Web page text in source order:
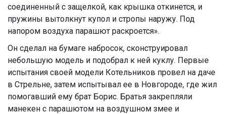
соединенный с защелкой, как крышка откинется, и
пружины вытолкнут купол и стропы наружу. Под
напором воздуха парашют раскроется».
Он сделал на бумаге набросок, сконструировал
небольшую модель и подобрал к ней куклу. Первые
испытания своей модели Котельников провел на даче
в Стрельне, затем испытывал ее в Новгороде, где жил
помогавший ему брат Борис. Братья закрепляли
манекен с парашютом на воздушном змее и